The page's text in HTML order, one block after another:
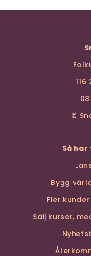
©
Så
Bygg
Fler
Sälj kurser,